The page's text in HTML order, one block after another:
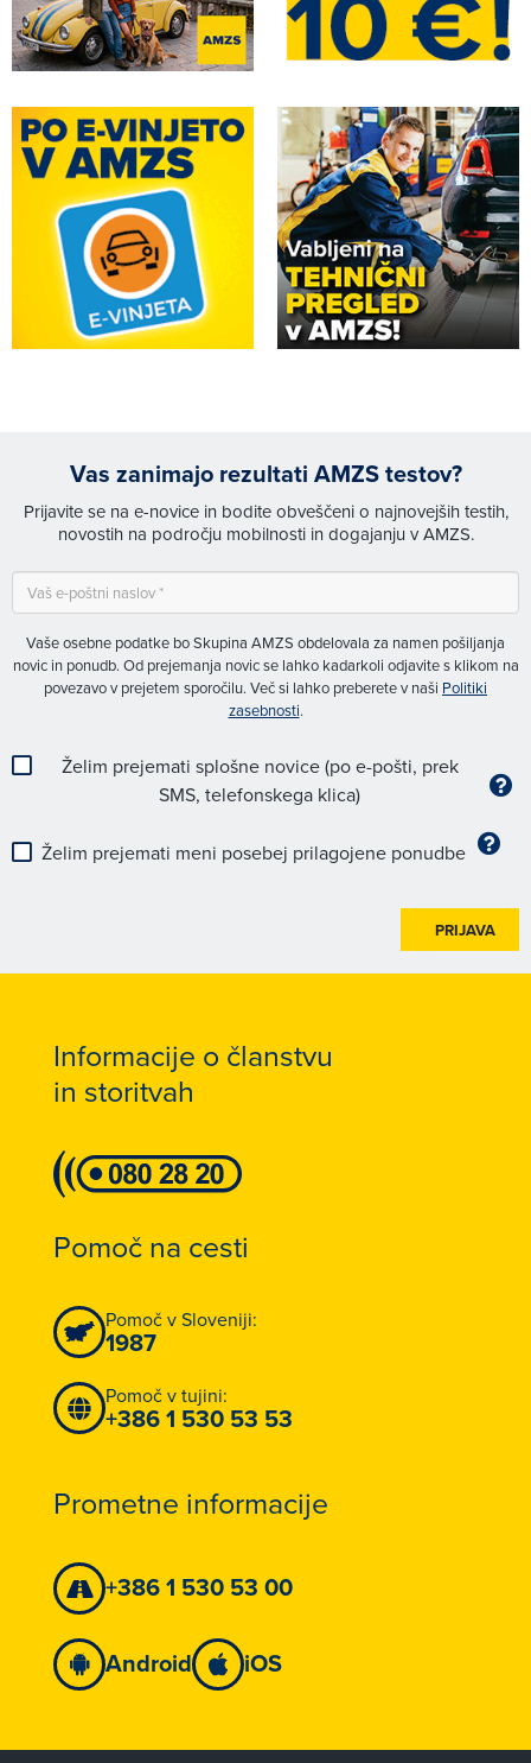
Vas zanimajo rezultati AMZS testov?
Prijavite se na e-novice in bodite obveščeni o najnovejših testih,
novostih na področju mobilnosti in dogajanju v AMZS.
Vaše osebne podatke bo Skupina AMZS obdelovala za namen pošiljanja
novic in ponudb. Od prejemanja novic se lahko kadarkoli odjavite s klikom na
povezavo v prejetem sporočilu. Več si lahko preberete v naši Politiki
zasebnosti.
Želim prejemati splošne novice (po e-pošti, prek
SMS, telefonskega klica)
Želim prejemati meni posebej prilagojene ponudbe
PRIJAVA
Informacije o članstvu
in storitvah
Pomoč na cesti
Pomoč v Sloveniji:
1987
Pomoč v tujini:
+386 1 530 53 53
Prometne informacije
+386 1 530 53 00
Android iOS